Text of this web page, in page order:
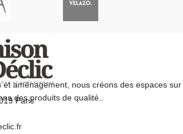
et aménagement, nous créons des espaces sur
des produits de qualité..
Paris